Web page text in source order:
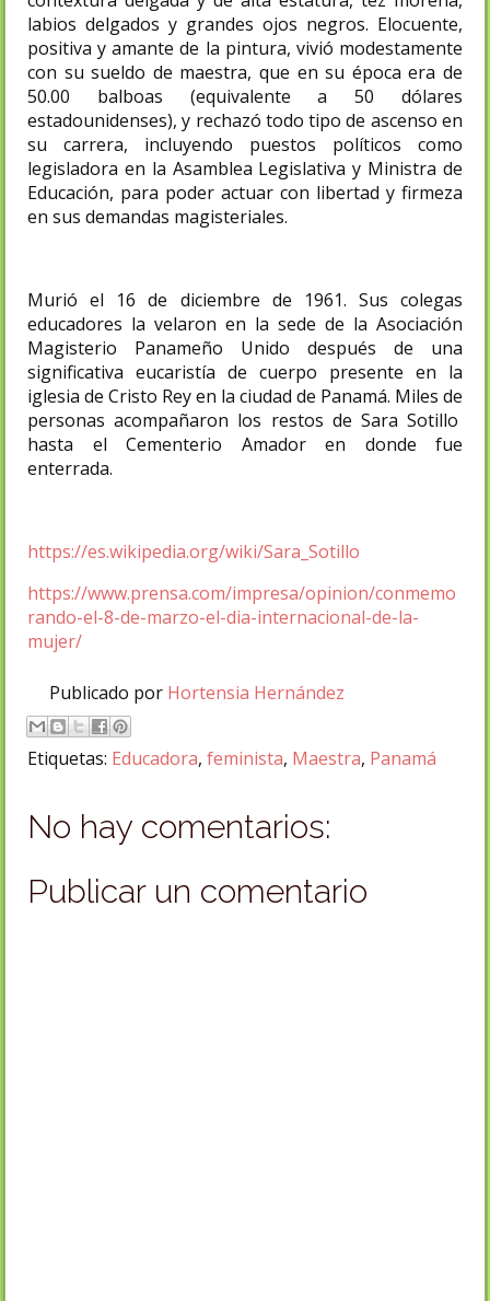
labios delgados y grandes ojos negros. Elocuente,
positiva y amante de la pintura, vivió modestamente
con su sueldo de maestra, que en su época era de
50.00 balboas (equivalente a 50 dólares
estadounidenses),​ y rechazó todo tipo de ascenso en
su carrera, incluyendo puestos políticos como
legisladora en la Asamblea Legislativa y Ministra de
Educación, para poder actuar con libertad y firmeza
en sus demandas magisteriales.​
Murió el 16 de diciembre de 1961. Sus colegas
educadores la velaron en la sede de la Asociación
Magisterio Panameño Unido después de una
significativa eucaristía de cuerpo presente en la
iglesia de Cristo Rey en la ciudad de Panamá. Miles de
personas acompañaron los restos de Sara Sotillo
hasta el Cementerio Amador en donde fue
enterrada.
https://es.wikipedia.org/wiki/Sara_Sotillo
https://www.prensa.com/impresa/opinion/conmemo
rando-el-8-de-marzo-el-dia-internacional-de-la-
mujer/
Publicado por Hortensia Hernández
Etiquetas: Educadora, feminista, Maestra, Panamá
No hay comentarios:
Publicar un comentario